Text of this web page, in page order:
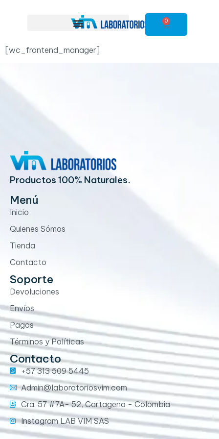
0
[wc_frontend_manager]
Productos 100% Naturales.
Menú
Inicio
Quienes Sómos
Tienda
Contacto
Soporte
Devoluciones
Envíos
Pagos
Términos y Políticas
Contacto
+57 313 509 5445
Admin@laboratoriosvim.com
Cra. 57 #7A- 52, Cartagena - Colombia
Instagram LAB VIM SAS